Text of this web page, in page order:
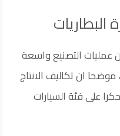
عمليات التصنيع واسعة
ان تكاليف الانتاج
على فئة السيارات